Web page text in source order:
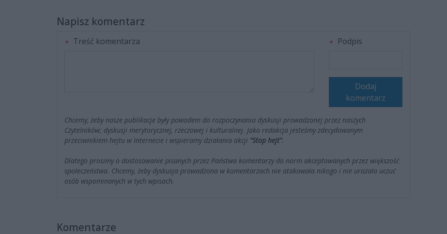
Napisz komentarz
Treść komentarza Podpis
Dodaj
komentarz
Chcemy, żeby nasze publikacje były powodem do rozpoczynania dyskusji prowadzonej przez naszych
Czytelników; dyskusji merytorycznej, rzeczowej i kulturalnej. Jako redakcja jesteśmy zdecydowanym
przeciwnikiem hejtu w Internecie i wspieramy działania akcji "Stop hejt".
Dlatego prosimy o dostosowanie pisanych przez Państwa komentarzy do norm akceptowanych przez większość
społeczeństwa. Chcemy, żeby dyskusja prowadzona w komentarzach nie atakowała nikogo i nie urażała uczuć
osób wspominanych w tych wpisach.
Komentarze